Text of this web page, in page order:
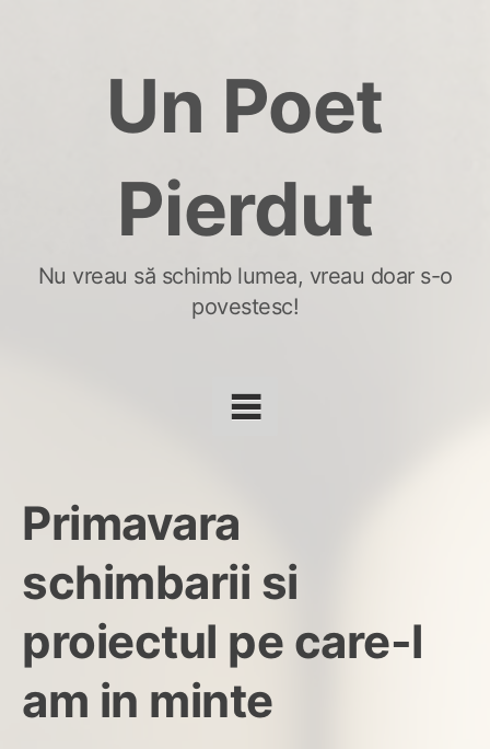
Un Poet
Pierdut
Nu vreau să schimb lumea, vreau doar s-o
povestesc!
Primavara
schimbarii si
proiectul pe care-l
am in minte